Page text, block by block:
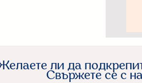
ли да
Свържете се с